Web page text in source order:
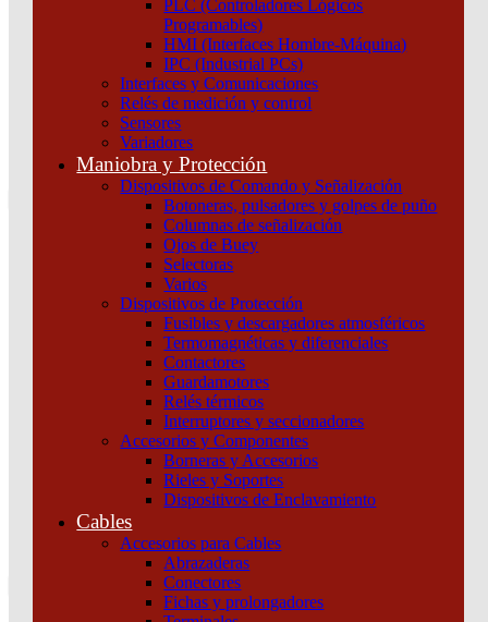
PLC (Controladores Lógicos
Programables)
HMI (Interfaces Hombre-Máquina)
IPC (Industrial PCs)
Interfaces y Comunicaciones
Relés de medición y control
Sensores
Variadores
Maniobra y Protección
Dispositivos de Comando y Señalización
Botoneras, pulsadores y golpes de puño
Columnas de señalización
Ojos de Buey
Selectoras
Varios
Dispositivos de Protección
Fusibles y descargadores atmosféricos
Termomagnéticas y diferenciales
Contactores
Guardamotores
Relés térmicos
Interruptores y seccionadores
Accesorios y Componentes
Borneras y Accesorios
Rieles y Soportes
Dispositivos de Enclavamiento
Cables
Accesorios para Cables
Abrazaderas
Conectores
Fichas y prolongadores
Atención por WhatsApp
Tu pedido
¿Que estas buscando hoy?
Atención telefónica
Atención por WhatsApp